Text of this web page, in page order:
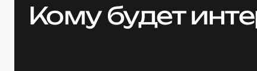
Кому будет